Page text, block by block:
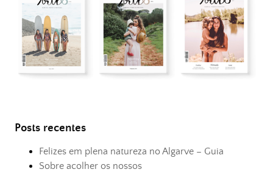
Posts recentes
Felizes em plena natureza no Algarve – Guia
Sobre acolher os nossos